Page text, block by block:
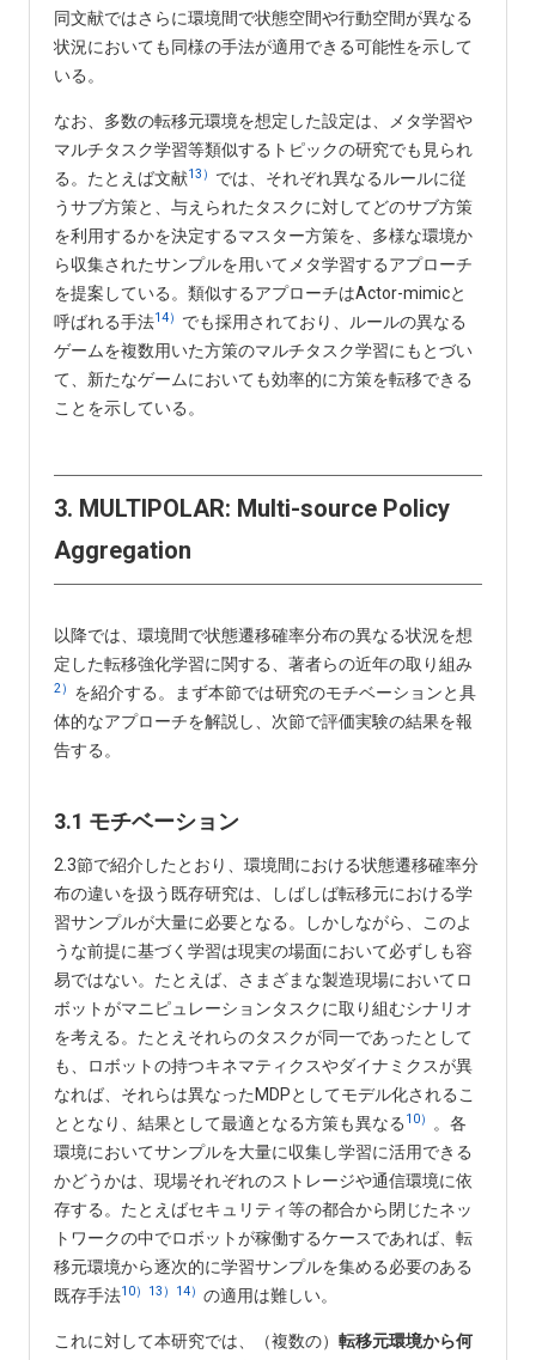
同文献ではさらに環境間で状態空間や行動空間が異なる
状況においても同様の手法が適用できる可能性を示して
いる。
なお、多数の転移元環境を想定した設定は、メタ学習や
マルチタスク学習等類似するトピックの研究でも見られ
る。たとえば文献13） では、それぞれ異なるルールに従
うサブ方策と、与えられたタスクに対してどのサブ方策
を利用するかを決定するマスター方策を、多様な環境か
ら収集されたサンプルを用いてメタ学習するアプローチ
を提案している。類似するアプローチはActor-mimicと
呼ばれる手法14） でも採用されており、ルールの異なる
ゲームを複数用いた方策のマルチタスク学習にもとづい
て、新たなゲームにおいても効率的に方策を転移できる
ことを示している。
3. MULTIPOLAR: Multi-source Policy
Aggregation
以降では、環境間で状態遷移確率分布の異なる状況を想
定した転移強化学習に関する、著者らの近年の取り組み
2） を紹介する。まず本節では研究のモチベーションと具
体的なアプローチを解説し、次節で評価実験の結果を報
告する。
3.1 モチベーション
2.3節で紹介したとおり、環境間における状態遷移確率分
布の違いを扱う既存研究は、しばしば転移元における学
習サンプルが大量に必要となる。しかしながら、このよ
うな前提に基づく学習は現実の場面において必ずしも容
易ではない。たとえば、さまざまな製造現場においてロ
ボットがマニピュレーションタスクに取り組むシナリオ
を考える。たとえそれらのタスクが同一であったとして
も、ロボットの持つキネマティクスやダイナミクスが異
なれば、それらは異なったMDPとしてモデル化されるこ
ととなり、結果として最適となる方策も異なる 10）
。各
環境においてサンプルを大量に収集し学習に活用できる
かどうかは、現場それぞれのストレージや通信環境に依
存する。たとえばセキュリティ等の都合から閉じたネッ
トワークの中でロボットが稼働するケースであれば、転
移元環境から逐次的に学習サンプルを集める必要のある
既存手法10） 13） 14） の適用は難しい。
これに対して本研究では、（複数の） 転移元環境から何